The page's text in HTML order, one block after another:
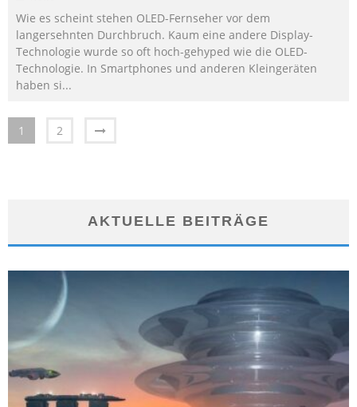
Wie es scheint stehen OLED-Fernseher vor dem
langersehnten Durchbruch. Kaum eine andere Display-
Technologie wurde so oft hoch-gehyped wie die OLED-
Technologie. In Smartphones und anderen Kleingeräten
haben si...
1 2
AKTUELLE BEITRÄGE